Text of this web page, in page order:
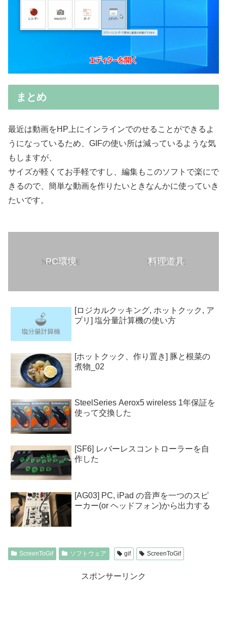
まとめ
最近は動画をHP上にインラインでのせることができるよ
うになっているため、GIFの使い所は減っているような気
もしますが、
サイズが軽くてお手軽ですし、編集もこのソフトで楽にで
きるので、簡単な動画を作りたいときなんかに使っていき
たいです。
PC環境 料理道具
[ロジカルクッキング, ホットクック, ア
プリ] 塩分量計算機の使い方
[ホットクック、作り置き] 豚と根菜の
煮物_02
SteelSeries Aerox5 wireless 1年保証を
使って交換した
[SF6] レバーレスコントローラーを自
作した
[AG03] PC, iPad の音声を一つのスピ
ーカー(or ヘッドフォン)から出力する
ScreenToGif ソフトウェア gif ScreenToGif
スポンサーリンク